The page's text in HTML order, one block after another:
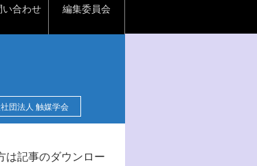
い合わせ 編集委員会
団法人 触媒学会
は記事のダウンロー